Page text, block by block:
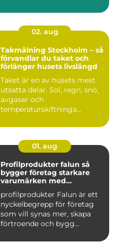
02. aug
Takmålning Stockholm – så
förvandlar du taket och
förlänger husets livslängd
Taket är en av husets mest
utsatta delar. Sol, regn, snö,
avgaser och
temperaturskiftninga...
01. aug
Profilprodukter falun så
bygger företag starkare
varumärken med
profilprodukter Falun är ett
nyckelbegrepp för företag
som vill synas mer, skapa
förtroende och bygg...